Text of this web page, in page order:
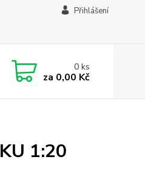
Přihlášení
0ks
za 0,00 Kč
1:20